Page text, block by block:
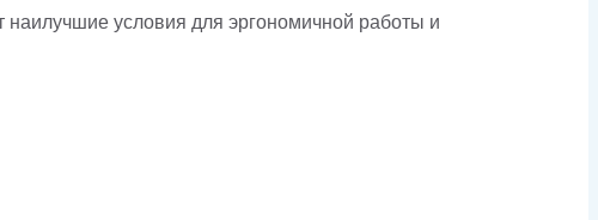
наилучшие условия для эргономичной работы и